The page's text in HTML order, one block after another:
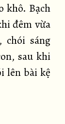
khô. Bạch
đêm vừa
chói sáng
sau khi
lên bài kệ